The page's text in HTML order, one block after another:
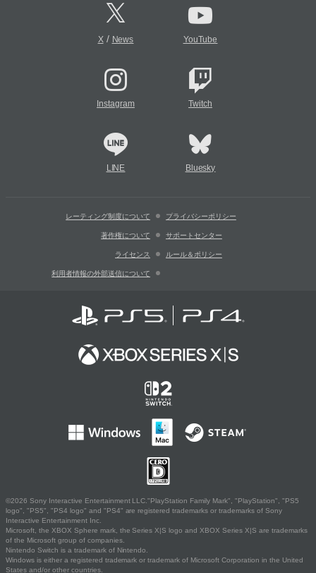
X/ News YouTube
Instagram Twitch
LINE Bluesky
レーティング制度について プライバシーポリシー
著作権について サポートセンター
ライセンス ルール＆ポリシー
利用者情報の外部送信について
©2026 Sony Interactive Entertainment LLC."PlayStation Family Mark", "PlayStation", "PS5
logo", "PS5", "PS4 logo" and "PS4" are registered trademarks or trademarks of Sony
Interactive Entertainment Inc.
Microsoft, the XBOX Sphere mark, the Series X|S logo and XBOX Series X|S are trademarks
of the Microsoft group of companies.
Nintendo Switch is a trademark of Nintendo.
Windows is either a registered trademark or trademark of Microsoft Corporation in the United
States and/or other countries.